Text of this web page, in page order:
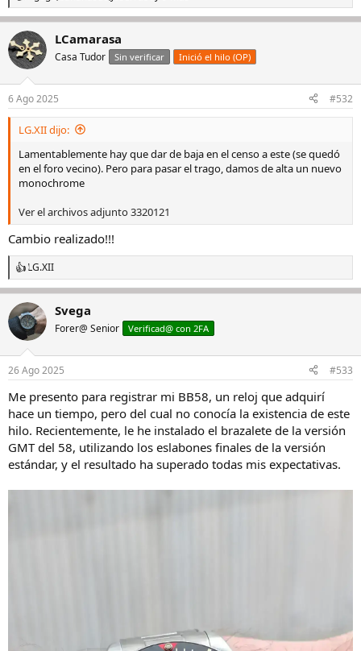
e
c
c
i
e
s
LCamarasa
Casa Tudor Sin verificar Inició el hilo (OP)
6 Ago 2025 #532
LG.XII dijo:
Lamentablemente hay que dar de baja en el censo a este (se quedó
en el foro vecino). Pero para pasar el trago, damos de alta un nuevo
monochrome
Ver el archivos adjunto 3320121
Cambio realizado!!!
R
e
c
c
i
e
:
LG.XII
Svega
Forer@ Senior Verificad@ con 2FA
26 Ago 2025 #533
Me presento para registrar mi BB58, un reloj que adquirí
hace un tiempo, pero del cual no conocía la existencia de este
hilo. Recientemente, le he instalado el brazalete de la versión
GMT del 58, utilizando los eslabones finales de la versión
estándar, y el resultado ha superado todas mis expectativas.